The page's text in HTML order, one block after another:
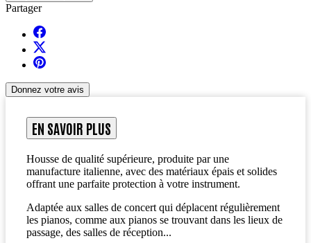
Partager
Donnez votre avis
EN SAVOIR PLUS
Housse de qualité supérieure, produite par une
manufacture italienne, avec des matériaux épais et solides
offrant une parfaite protection à votre instrument.
Adaptée aux salles de concert qui déplacent régulièrement
les pianos, comme aux pianos se trouvant dans les lieux de
passage, des salles de réception...